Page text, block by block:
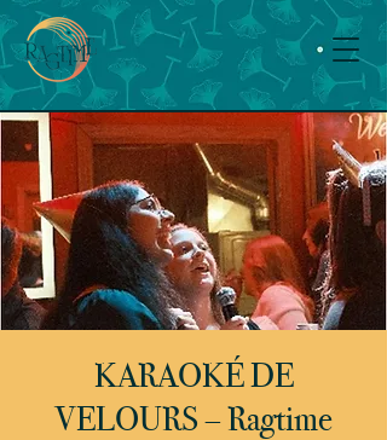
KARAOKÉ DE
VELOURS – Ragtime